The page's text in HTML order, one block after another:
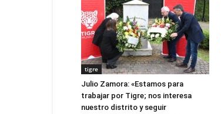
tigre
Julio Zamora: «Estamos para
trabajar por Tigre; nos interesa
nuestro distrito y seguir